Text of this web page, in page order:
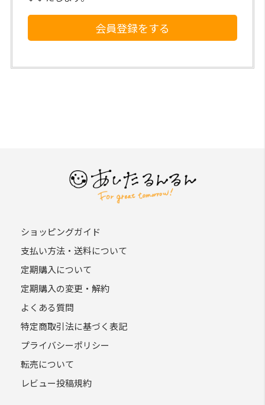
会員登録をする
ショッピングガイド
支払い方法・送料について
定期購入について
定期購入の変更・解約
よくある質問
特定商取引法に基づく表記
プライバシーポリシー
転売について
レビュー投稿規約